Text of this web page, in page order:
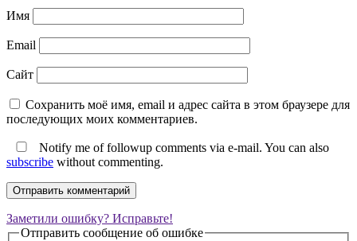
Имя
Email
Сайт
Сохранить моё имя, email и адрес сайта в этом браузере для
последующих моих комментариев.
Notify me of followup comments via e-mail. You can also
subscribe without commenting.
Заметили ошибку? Исправьте!
Отправить сообщение об ошибке